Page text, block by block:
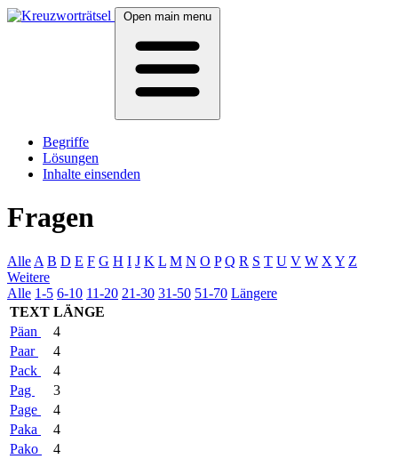
Open main menu
Begriffe
Lösungen
Inhalte einsenden
Fragen
Alle A B D E F G H I J K L M N O P Q R S T U V W X Y Z
Weitere
Alle 1-5 6-10 11-20 21-30 31-50 51-70 Längere
TEXT LÄNGE
Päan
4
Paar
4
Pack
4
Pag
3
Page
4
Paka
4
Pako
4